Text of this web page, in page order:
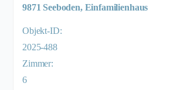
9871 Seeboden, Einfamilienhaus
Objekt-ID:
2025-488
Zimmer:
6